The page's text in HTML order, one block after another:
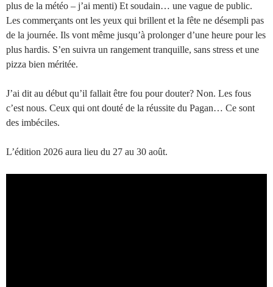
plus de la météo – j’ai menti) Et soudain… une vague de public.
Les commerçants ont les yeux qui brillent et la fête ne désempli pas
de la journée. Ils vont même jusqu’à prolonger d’une heure pour les
plus hardis. S’en suivra un rangement tranquille, sans stress et une
pizza bien méritée.
J’ai dit au début qu’il fallait être fou pour douter? Non. Les fous
c’est nous. Ceux qui ont douté de la réussite du Pagan… Ce sont
des imbéciles.
L’édition 2026 aura lieu du 27 au 30 août.